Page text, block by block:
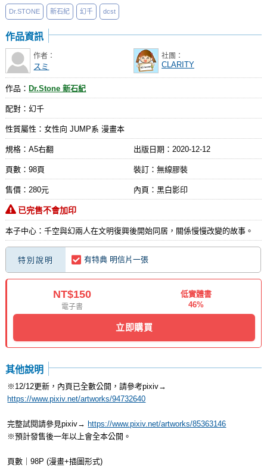
Dr.STONE 新石紀 幻千 dcst
作品資訊
作者：
スミ
社團：
CLARITY
作品： Dr.Stone 新石紀
配對：幻千
性質屬性：女性向 JUMP系 漫畫本
規格：A5右翻 出版日期： 2020-12-12
頁數：98頁 裝訂：無線膠裝
售價：280元 內頁：黑白影印
已完售不會加印
本子中心：千空與幻兩人在文明復興後開始同居，關係慢慢改變的故事。
特別說明 有特典 明信片一張
NT$150
電子書
低實體書
46%
立即購買
其他說明
※12/12更新，內頁已全數公開，請參考pixiv→
https://www.pixiv.net/artworks/94732640
完整試閱請參見pixiv→ https://www.pixiv.net/artworks/85363146
※預計發售後一年以上會全本公開。
頁數｜98P (漫畫+插圖形式)